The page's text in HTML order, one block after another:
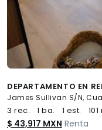
James Sullivan S/N,
3 rec. 1 ba. 1 est.
$ 43,917 MXN Renta